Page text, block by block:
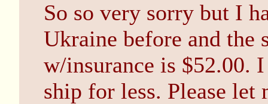
So so very sorry but I
Ukraine before and the
w/insurance is $52.00.
ship for less. Please